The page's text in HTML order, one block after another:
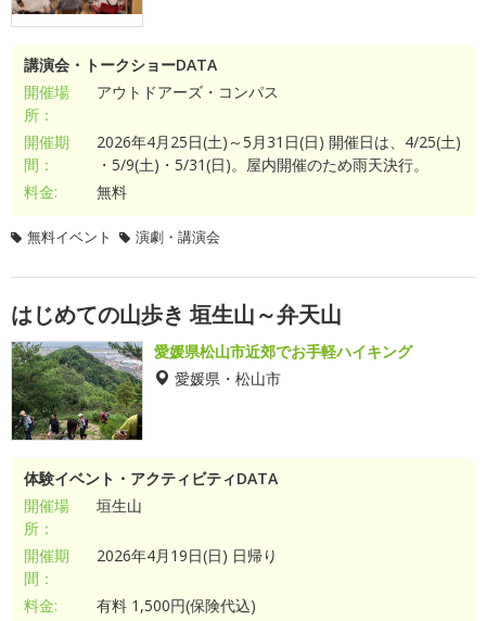
講演会・トークショーDATA
開催場
所：
アウトドアーズ・コンパス
開催期
間：
2026年4月25日(土)～5月31日(日) 開催日は、4/25(土)
・5/9(土)・5/31(日)。屋内開催のため雨天決行。
料金:
無料
無料イベント 演劇・講演会
はじめての山歩き 垣生山～弁天山
愛媛県松山市近郊でお手軽ハイキング
愛媛県・松山市
体験イベント・アクティビティDATA
開催場
所：
垣生山
開催期
間：
2026年4月19日(日) 日帰り
料金: 有料 1,500円(保険代込)